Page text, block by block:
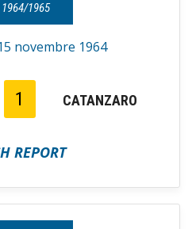
1964/1965
novembre 1964
1 CATANZARO
REPORT